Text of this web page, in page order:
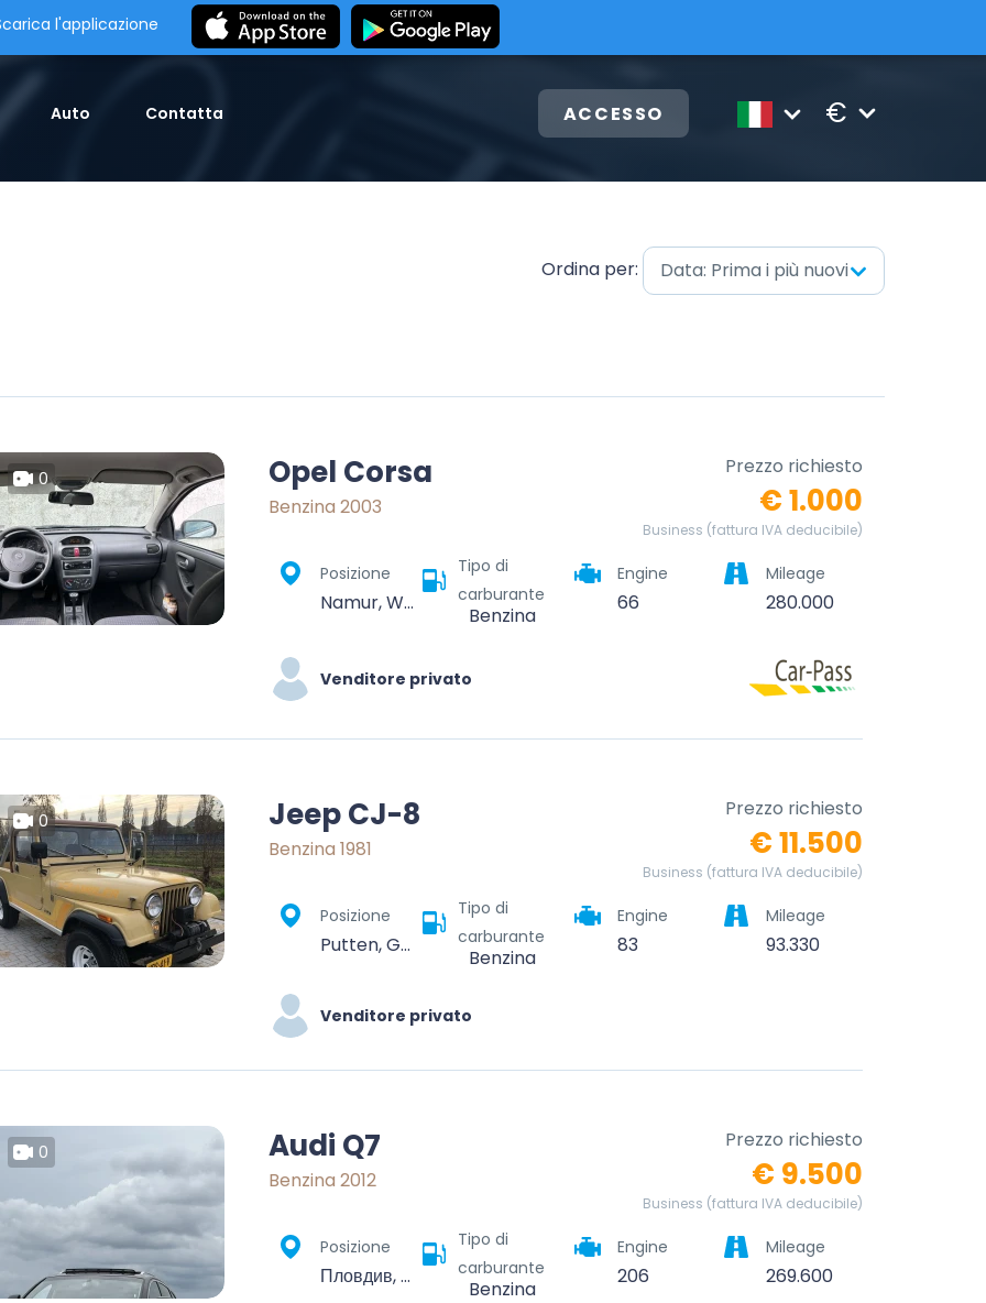
l'applicazione
Auto Contatta ACCESSO €
Ordina per: Data: Prima i più nuovi
0 Opel Corsa
Benzina 2003
Prezzo richiesto
€ 1.000
Business (fattura IVA deducibile)
Posizione
Namur, Wallonie, Belgique
Tipo di
carburante
Benzina
Engine
66
Mileage
280.000
Venditore privato
0 Jeep CJ-8
Benzina 1981
Prezzo richiesto
€ 11.500
Business (fattura IVA deducibile)
Posizione
Putten, Gelderland, Netherlands
Tipo di
carburante
Benzina
Engine
83
Mileage
93.330
Venditore privato
0 Audi Q7
Benzina 2012
Prezzo richiesto
€ 9.500
Business (fattura IVA deducibile)
Posizione
Пловдив, 4000, България
Tipo di
carburante
Benzina
Engine
206
Mileage
269.600